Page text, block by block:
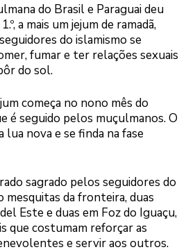
do Brasil e Paraguai deu
a mais um jejum de ramadã,
do islamismo se
fumar e ter relações sexuais
do sol.
começa no nono mês do
é seguido pelos muçulmanos. O
lua nova e se finda na fase
sagrado pelos seguidores do
mesquitas da fronteira, duas
Este e duas em Foz do Iguaçu,
que costumam reforçar as
e servir aos outros.